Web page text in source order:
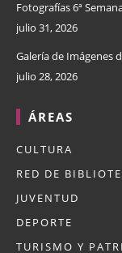
Fotografías 6ª
julio 31, 2026
Galería de Imágenes
julio 28, 2026
ÁREAS
CULTURA
RED DE
JUVENTUD
DEPORTE
TURISMO Y